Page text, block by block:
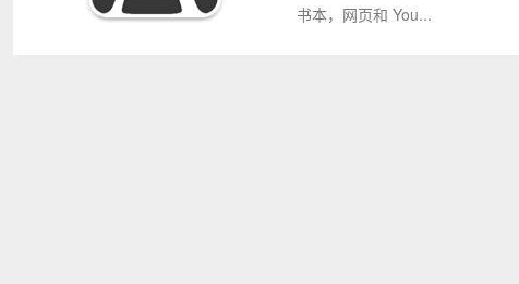
书本，网页和 You...